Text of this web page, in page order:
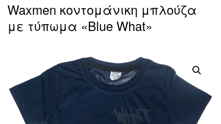
Waxmen κοντομάνικη μπλούζα
με τύπωμα «Blue What»